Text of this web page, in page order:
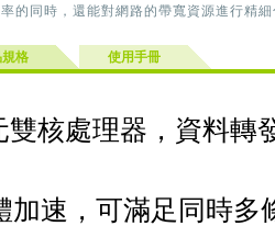
的同時，還能對網路的帶寬資源進行精
格 使用手冊
雙核處理器，資料轉
加速，可滿足同時